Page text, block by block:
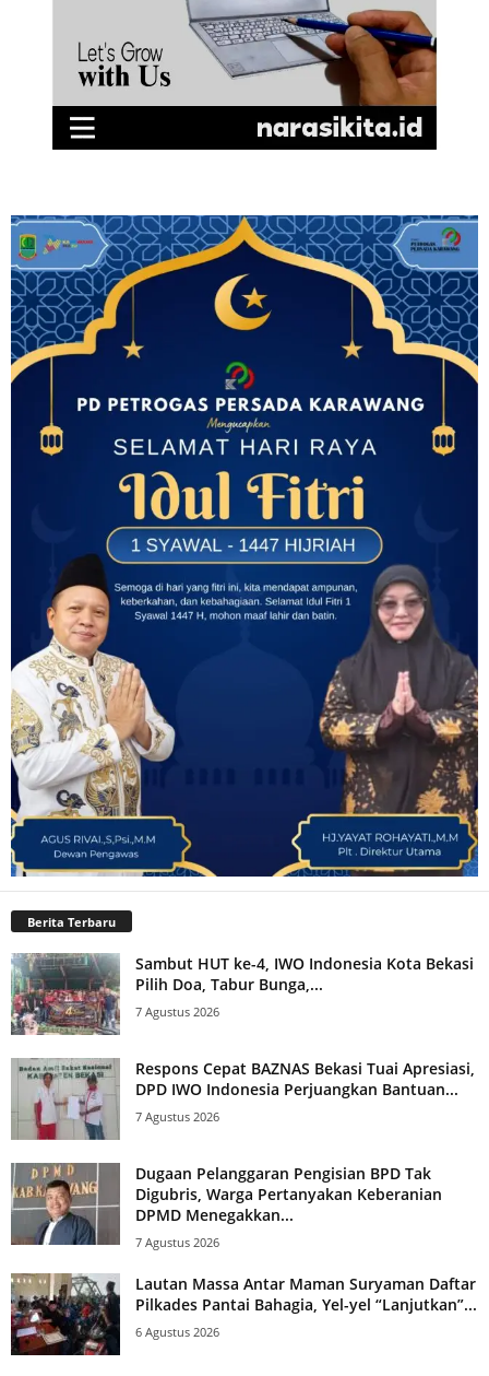
Berita Terbaru
Sambut HUT ke-4, IWO Indonesia Kota Bekasi
Pilih Doa, Tabur Bunga,...
7 Agustus 2026
Respons Cepat BAZNAS Bekasi Tuai Apresiasi,
DPD IWO Indonesia Perjuangkan Bantuan...
7 Agustus 2026
Dugaan Pelanggaran Pengisian BPD Tak
Digubris, Warga Pertanyakan Keberanian
DPMD Menegakkan...
7 Agustus 2026
Lautan Massa Antar Maman Suryaman Daftar
Pilkades Pantai Bahagia, Yel-yel “Lanjutkan”...
6 Agustus 2026